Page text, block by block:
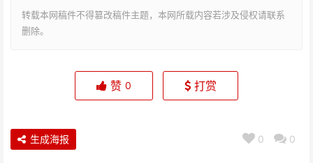
转载本网稿件不得篡改稿件主题，本网所载内容若涉及侵权请联系
删除。
赞 0 打赏
0 0
生成海报